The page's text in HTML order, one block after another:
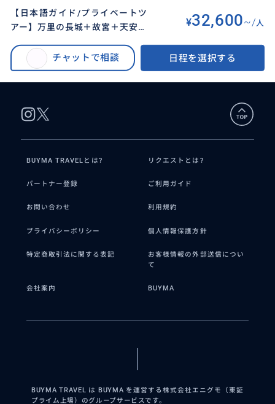
【日本語ガイド/プライベートツ
アー】万里の長城＋故宮＋天安門
※月曜不催行
¥32,600~/人
チャットで相談 日程を選択する
【日本語ガイド/プライベートツアー】万里の長城＋故宮＋天安門広場1日観
光 ※ご宿泊ホテル出発※月曜不催行
BUYMA TRAVELとは? リクエストとは?
パートナー登録 ご利用ガイド
お問い合わせ 利用規約
プライバシーポリシー 個人情報保護方針
特定商取引法に関する表記
お客様情報の外部送信につい
て
会社案内 BUYMA
BUYMA TRAVEL は BUYMA を運営する株式会社エニグモ（東証
プライム上場）のグループサービスです。